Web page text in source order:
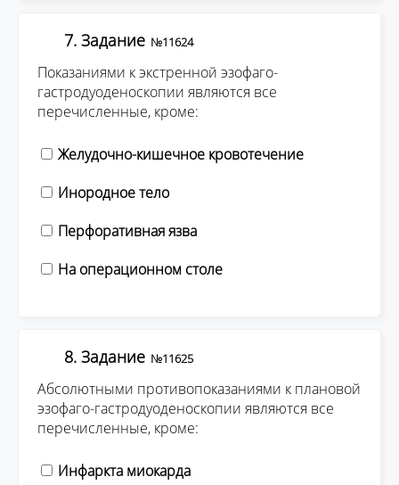
7. Задание №11624
Показаниями к экстренной эзофаго-
гастродуоденоскопии являются все
перечисленные, кроме:
Желудочно-кишечное кровотечение
Инородное тело
Перфоративная язва
На операционном столе
8. Задание №11625
Абсолютными противопоказаниями к плановой
эзофаго-гастродуоденоскопии являются все
перечисленные, кроме:
Инфаркта миокарда